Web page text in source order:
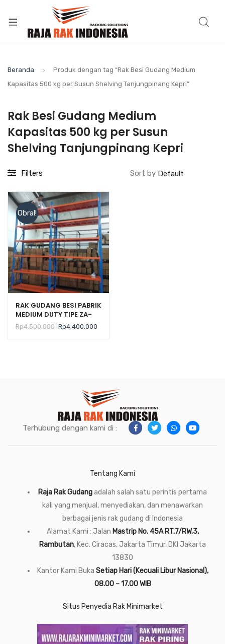
Beranda
Produk dengan tag “Rak Besi Gudang Medium
Kapasitas 500 kg per Susun Shelving Tanjungpinang Kepri”
Rak Besi Gudang Medium
Kapasitas 500 kg per Susun
Shelving Tanjungpinang Kepri
Filters Sort by
Obral!
RAK GUDANG BESI PABRIK
MEDIUM DUTY TIPE ZA-
500 TINGGI 300 CM
Rp4.500.000 Harga
Rp4.400.000
Terhubung dengan kami di :
Tentang Kami
Raja Rak Gudangadalah salah satu perintis pertama
kali yang menjual, menyediakan, dan menawarkan
berbagai jenis rak gudang di Indonesia
Alamat Kami : Jalan Mastrip No. 45A RT.7/RW.3,
Rambutan, Kec. Ciracas, Jakarta Timur, DKI Jakarta
13830
Kantor Kami Buka Setiap Hari (Kecuali Libur Nasional),
08.00 – 17.00 WIB
Situs Penyedia Rak Minimarket